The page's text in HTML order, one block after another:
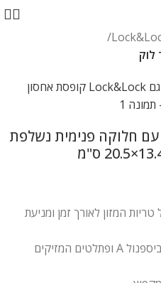
לוק
קופסת אחסון Lock&Lock עם חלוקה פנימית נשלפת
על טריות המזון לאורך זמן ומניעת
הקופסא אינה מכילה כימיקלים כמו ביספנול A ופתלטים המזיקים